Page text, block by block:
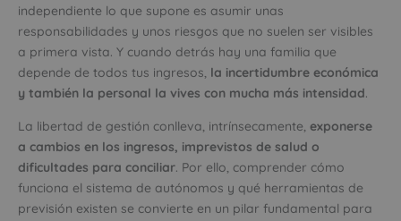
independiente lo que supone es asumir unas
responsabilidades y unos riesgos que no suelen ser visibles
a primera vista. Y cuando detrás hay una familia que
depende de todos tus ingresos, la incertidumbre económica
y también la personal la vives con mucha más intensidad.
La libertad de gestión conlleva, intrínsecamente, exponerse
a cambios en los ingresos, imprevistos de salud o
dificultades para conciliar. Por ello, comprender cómo
funciona el sistema de autónomos y qué herramientas de
previsión existen se convierte en un pilar fundamental para